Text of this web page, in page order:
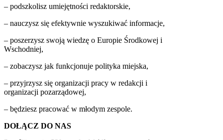
– podszkolisz umiejętności redaktorskie,
– nauczysz się efektywnie wyszukiwać informacje,
– poszerzysz swoją wiedzę o Europie Środkowej i
Wschodniej,
– zobaczysz jak funkcjonuje polityka miejska,
– przyjrzysz się organizacji pracy w redakcji i
organizacji pozarządowej,
– będziesz pracować w młodym zespole.
DOŁĄCZ DO NAS